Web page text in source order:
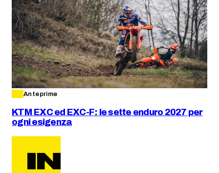
Anteprime
KTM EXC ed EXC-F: le sette enduro 2027 per
ogni esigenza